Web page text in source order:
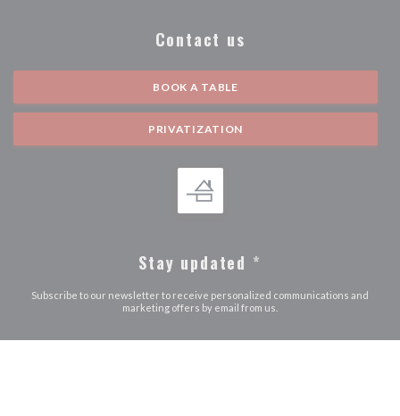
Contact us
BOOK A TABLE
PRIVATIZATION
Stay updated *
Subscribe to our newsletter to receive personalized communications and
marketing offers by email from us.